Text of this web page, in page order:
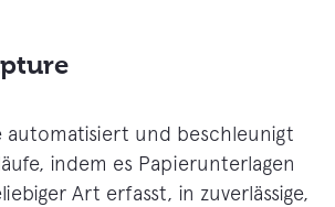
automatisiert und beschleunigt
indem es Papierunterlagen
Art erfasst, in zuverlässige,